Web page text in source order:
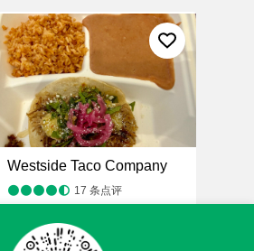
Westside Taco Company
17 条点评